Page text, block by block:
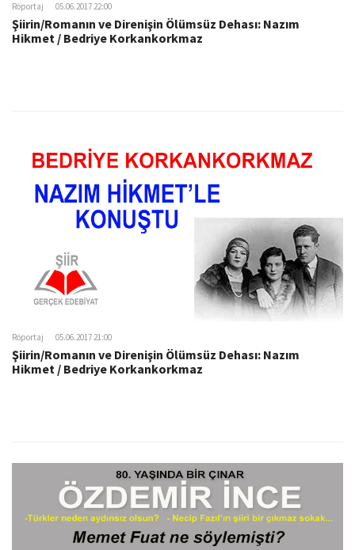
Röportaj 05.06.2017 22:00
Şiirin/Romanın ve Direnişin Ölümsüz Dehası: Nazım
Hikmet / Bedriye Korkankorkmaz
Röportaj 05.06.2017 21:00
Şiirin/Romanın ve Direnişin Ölümsüz Dehası: Nazım
Hikmet / Bedriye Korkankorkmaz